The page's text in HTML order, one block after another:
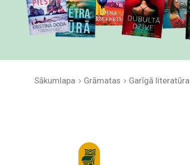
Sākumlapa Grāmatas Garīgā literatūra